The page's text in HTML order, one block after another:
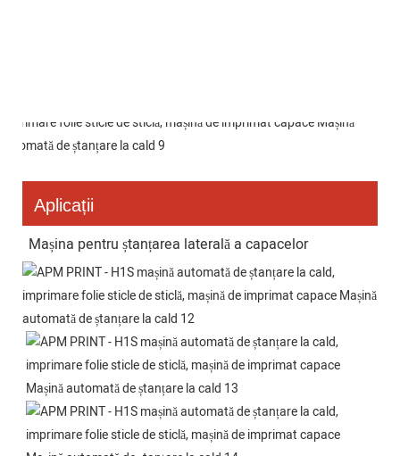
Aplicații
Mașina pentru ștanțarea laterală a capacelor